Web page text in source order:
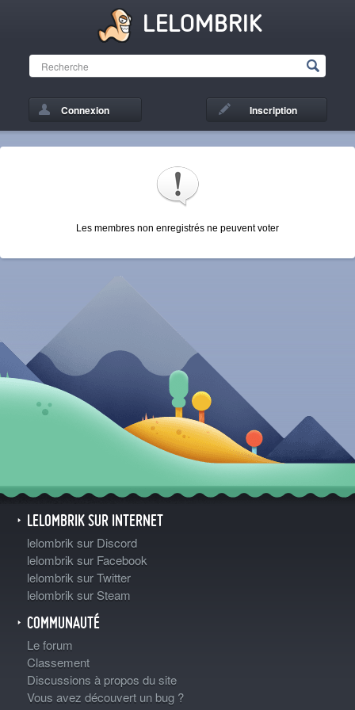
LELOMBRIK
Connexion Inscription
Les membres non enregistrés ne peuvent voter
LELOMBRIK SUR INTERNET
lelombrik sur Discord
lelombrik sur Facebook
lelombrik sur Twitter
lelombrik sur Steam
COMMUNAUTÉ
Le forum
Classement
Discussions à propos du site
Vous avez découvert un bug ?